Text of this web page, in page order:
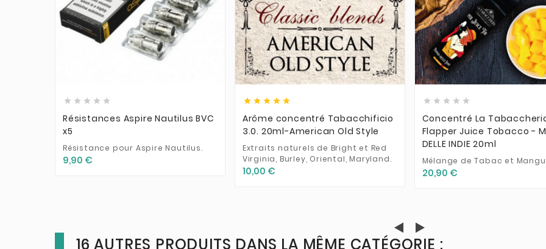
    
Résistances Aspire Nautilus BVC
x5
Résistance pour Aspire Nautilus.
9,90 €
  
    
Arôme concentré Tabacchificio
3.0. 20ml-American Old Style
Extraits naturels de Bright et Red
Virginia, Burley, Oriental, Maryland.
10,00 €
  
    
Concentré La
Flapper Juice Tobacco -
DELLE INDIE 20ml
Mélange de Tabac et
20,90 €
16 AUTRES PRODUITS DANS LA MÊME CATÉGORIE :